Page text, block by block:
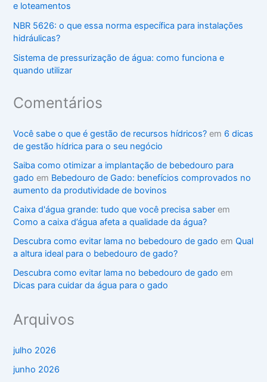
e loteamentos
NBR 5626: o que essa norma específica para instalações
hidráulicas?
Sistema de pressurização de água: como funciona e
quando utilizar
Comentários
Você sabe o que é gestão de recursos hídricos? em 6 dicas
de gestão hídrica para o seu negócio
Saiba como otimizar a implantação de bebedouro para
gado em Bebedouro de Gado: benefícios comprovados no
aumento da produtividade de bovinos
Caixa d'água grande: tudo que você precisa saber em
Como a caixa d’água afeta a qualidade da água?
Descubra como evitar lama no bebedouro de gado em Qual
a altura ideal para o bebedouro de gado?
Descubra como evitar lama no bebedouro de gado em
Dicas para cuidar da água para o gado
Arquivos
julho 2026
junho 2026